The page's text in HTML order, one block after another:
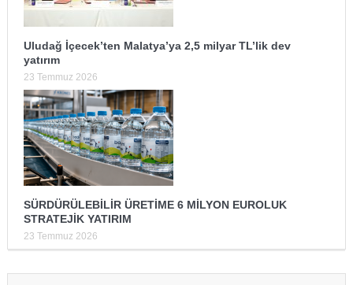
Uludağ İçecek’ten Malatya’ya 2,5 milyar TL’lik dev
yatırım
23 Temmuz 2026
SÜRDÜRÜLEBİLİR ÜRETİME 6 MİLYON EUROLUK
STRATEJİK YATIRIM
23 Temmuz 2026